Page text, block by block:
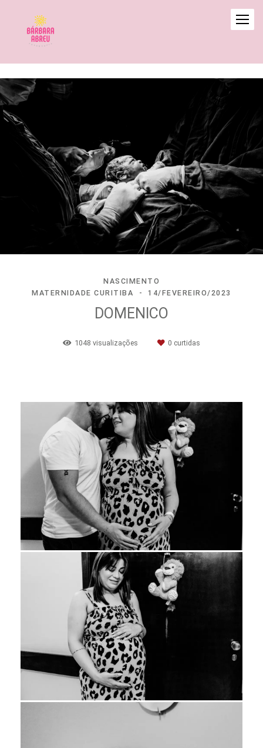
NASCIMENTO
MATERNIDADE CURITIBA
14/FEVEREIRO/2023
DOMENICO
1048 visualizações 0 curtidas